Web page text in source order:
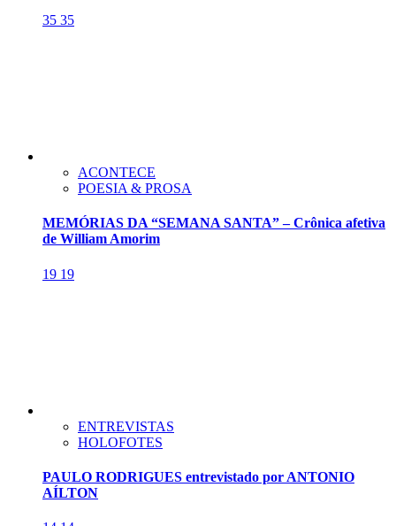
35 35
ACONTECE
POESIA & PROSA
MEMÓRIAS DA “SEMANA SANTA” – Crônica afetiva
de William Amorim
19 19
ENTREVISTAS
HOLOFOTES
PAULO RODRIGUES entrevistado por ANTONIO
AÍLTON